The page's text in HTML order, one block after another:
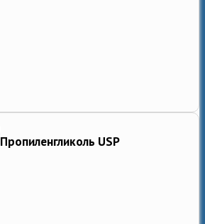
Пропиленгликоль USP